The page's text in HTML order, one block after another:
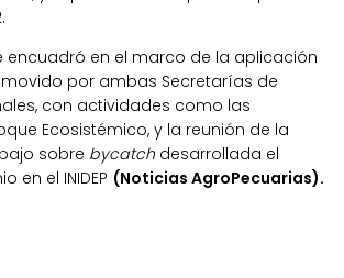
encuadró en el marco de la aplicación
por ambas Secretarías de
con actividades como las
Ecosistémico, y la reunión de la
sobre bycatchdesarrollada el
en el INIDEP (Noticias AgroPecuarias).